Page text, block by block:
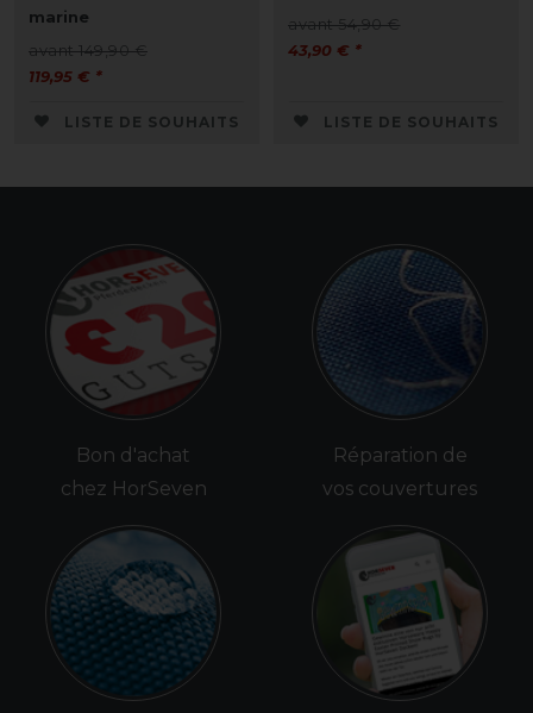
marine
avant 149,90 €
119,95 € *
LISTE DE SOUHAITS
avant 54,90 €
43,90 € *
LISTE DE SOUHAITS
Bon d'achat
chez HorSeven
Réparation de
vos couvertures